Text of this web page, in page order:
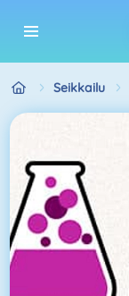
Seikkailu